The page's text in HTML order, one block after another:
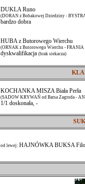
DUKLA Runo
(DORAN z Bobakowej Dziedziny -
bardzo dobra
HUBA z Butorowego Wierchu
(ORNAK z Butorowego Wierchu - FRANIA
dyskwalifikacja (brak siekacza)
KOCHANKA MISZA Biała Perła
(SADOW KRYWAŃ od Batsa Zagroda -
1/1 doskonała, -
od lewej: HAJNÓWKA BUKSA